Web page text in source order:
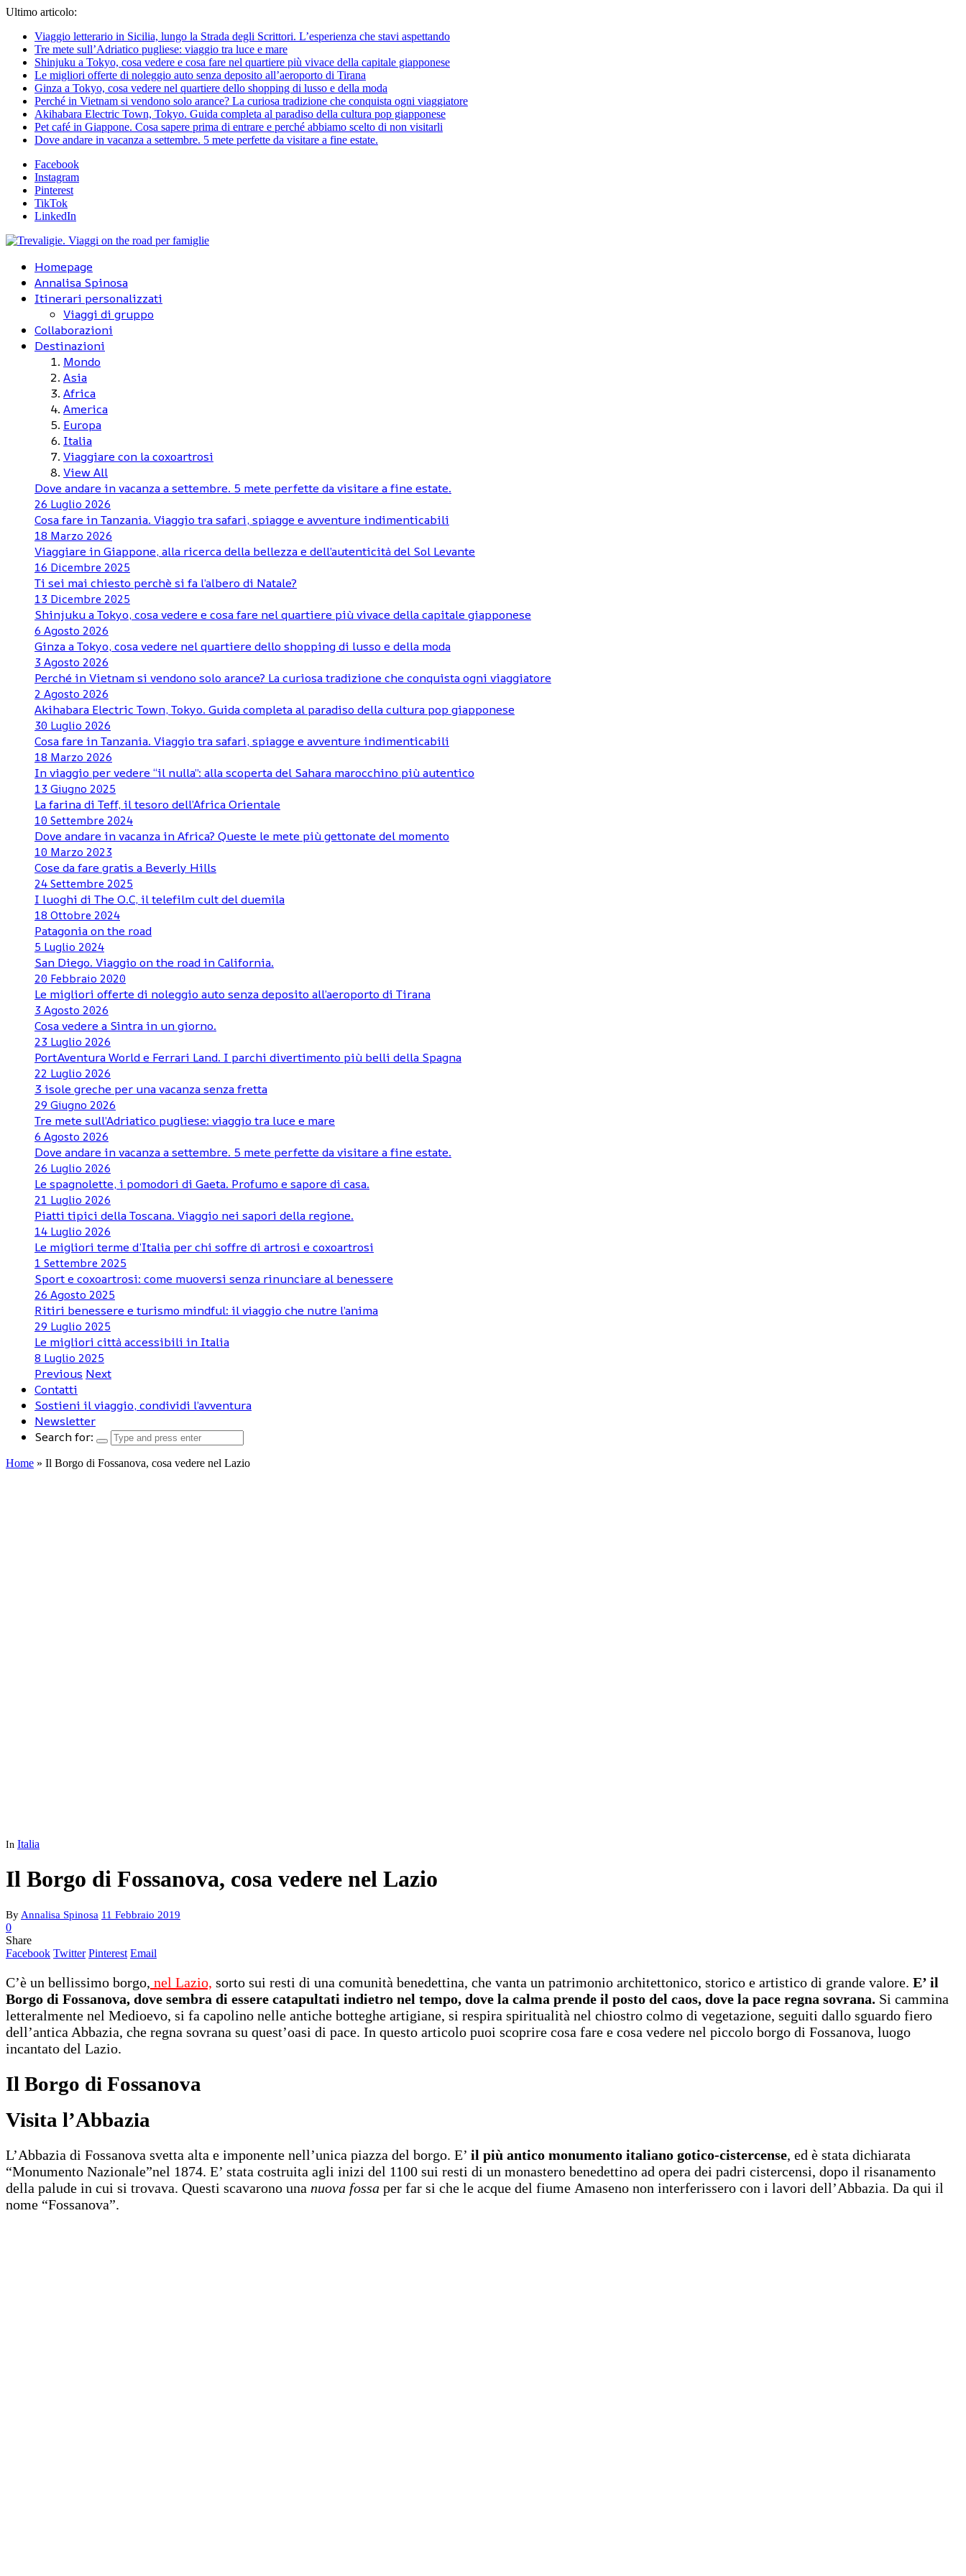
Ultimo articolo:
Viaggio letterario in Sicilia, lungo la Strada degli Scrittori. L’esperienza che stavi aspettando
Tre mete sull’Adriatico pugliese: viaggio tra luce e mare
Shinjuku a Tokyo, cosa vedere e cosa fare nel quartiere più vivace della capitale giapponese
Le migliori offerte di noleggio auto senza deposito all’aeroporto di Tirana
Ginza a Tokyo, cosa vedere nel quartiere dello shopping di lusso e della moda
Perché in Vietnam si vendono solo arance? La curiosa tradizione che conquista ogni viaggiatore
Akihabara Electric Town, Tokyo. Guida completa al paradiso della cultura pop giapponese
Pet café in Giappone. Cosa sapere prima di entrare e perché abbiamo scelto di non visitarli
Dove andare in vacanza a settembre. 5 mete perfette da visitare a fine estate.
Facebook
Instagram
Pinterest
TikTok
LinkedIn
Homepage
Annalisa Spinosa
Itinerari personalizzati
Viaggi di gruppo
Collaborazioni
Destinazioni
Mondo
Asia
Africa
America
Europa
Italia
Viaggiare con la coxoartrosi
View All
Dove andare in vacanza a settembre. 5 mete perfette da visitare a fine estate.
26 Luglio 2026
Cosa fare in Tanzania. Viaggio tra safari, spiagge e avventure indimenticabili
18 Marzo 2026
Viaggiare in Giappone, alla ricerca della bellezza e dell’autenticità del Sol Levante
16 Dicembre 2025
Ti sei mai chiesto perchè si fa l’albero di Natale?
13 Dicembre 2025
Shinjuku a Tokyo, cosa vedere e cosa fare nel quartiere più vivace della capitale giapponese
6 Agosto 2026
Ginza a Tokyo, cosa vedere nel quartiere dello shopping di lusso e della moda
3 Agosto 2026
Perché in Vietnam si vendono solo arance? La curiosa tradizione che conquista ogni viaggiatore
2 Agosto 2026
Akihabara Electric Town, Tokyo. Guida completa al paradiso della cultura pop giapponese
30 Luglio 2026
Cosa fare in Tanzania. Viaggio tra safari, spiagge e avventure indimenticabili
18 Marzo 2026
In viaggio per vedere “il nulla”: alla scoperta del Sahara marocchino più autentico
13 Giugno 2025
La farina di Teff, il tesoro dell’Africa Orientale
10 Settembre 2024
Dove andare in vacanza in Africa? Queste le mete più gettonate del momento
10 Marzo 2023
Cose da fare gratis a Beverly Hills
24 Settembre 2025
I luoghi di The O.C, il telefilm cult del duemila
18 Ottobre 2024
Patagonia on the road
5 Luglio 2024
San Diego. Viaggio on the road in California.
20 Febbraio 2020
Le migliori offerte di noleggio auto senza deposito all’aeroporto di Tirana
3 Agosto 2026
Cosa vedere a Sintra in un giorno.
23 Luglio 2026
PortAventura World e Ferrari Land. I parchi divertimento più belli della Spagna
22 Luglio 2026
3 isole greche per una vacanza senza fretta
29 Giugno 2026
Tre mete sull’Adriatico pugliese: viaggio tra luce e mare
6 Agosto 2026
Dove andare in vacanza a settembre. 5 mete perfette da visitare a fine estate.
26 Luglio 2026
Le spagnolette, i pomodori di Gaeta. Profumo e sapore di casa.
21 Luglio 2026
Piatti tipici della Toscana. Viaggio nei sapori della regione.
14 Luglio 2026
Le migliori terme d’Italia per chi soffre di artrosi e coxoartrosi
1 Settembre 2025
Sport e coxoartrosi: come muoversi senza rinunciare al benessere
26 Agosto 2025
Ritiri benessere e turismo mindful: il viaggio che nutre l’anima
29 Luglio 2025
Le migliori città accessibili in Italia
8 Luglio 2025
Previous Next
Contatti
Sostieni il viaggio, condividi l’avventura
Newsletter
Search for:
Home » Il Borgo di Fossanova, cosa vedere nel Lazio
In Italia
Il Borgo di Fossanova, cosa vedere nel Lazio
By Annalisa Spinosa 11 Febbraio 2019
0
Share
Facebook Twitter Pinterest Email
C’è un bellissimo borgo, nel Lazio, sorto sui resti di una comunità benedettina, che vanta un patrimonio architettonico, storico e artistico di grande valore. E’ il
Borgo di Fossanova, dove sembra di essere catapultati indietro nel tempo, dove la calma prende il posto del caos, dove la pace regna sovrana. Si cammina
letteralmente nel Medioevo, si fa capolino nelle antiche botteghe artigiane, si respira spiritualità nel chiostro colmo di vegetazione, seguiti dallo sguardo fiero
dell’antica Abbazia, che regna sovrana su quest’oasi di pace. In questo articolo puoi scoprire cosa fare e cosa vedere nel piccolo borgo di Fossanova, luogo
incantato del Lazio.
Il Borgo di Fossanova
Visita l’Abbazia
L’Abbazia di Fossanova svetta alta e imponente nell’unica piazza del borgo. E’ il più antico monumento italiano gotico-cistercense, ed è stata dichiarata
“Monumento Nazionale”nel 1874. E’ stata costruita agli inizi del 1100 sui resti di un monastero benedettino ad opera dei padri cistercensi, dopo il risanamento
della palude in cui si trovava. Questi scavarono una nuova fossa per far si che le acque del fiume Amaseno non interferissero con i lavori dell’Abbazia. Da qui il
nome “Fossanova”.